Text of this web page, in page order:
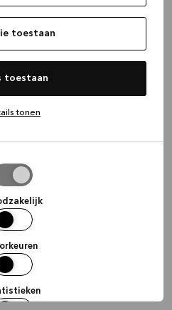
toestaan
toestaan
tonen
.